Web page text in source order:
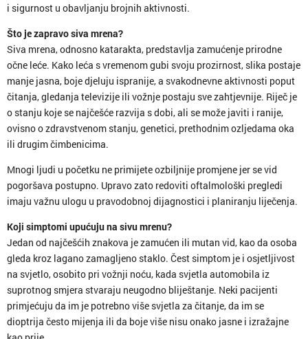
i sigurnost u obavljanju brojnih aktivnosti.
Što je zapravo siva mrena?
Siva mrena, odnosno katarakta, predstavlja zamućenje prirodne
očne leće. Kako leća s vremenom gubi svoju prozirnost, slika postaje
manje jasna, boje djeluju ispranije, a svakodnevne aktivnosti poput
čitanja, gledanja televizije ili vožnje postaju sve zahtjevnije. Riječ je
o stanju koje se najčešće razvija s dobi, ali se može javiti i ranije,
ovisno o zdravstvenom stanju, genetici, prethodnim ozljedama oka
ili drugim čimbenicima.
Mnogi ljudi u početku ne primijete ozbiljnije promjene jer se vid
pogoršava postupno. Upravo zato redoviti oftalmološki pregledi
imaju važnu ulogu u pravodobnoj dijagnostici i planiranju liječenja.
Koji simptomi upućuju na sivu mrenu?
Jedan od najčešćih znakova je zamućen ili mutan vid, kao da osoba
gleda kroz lagano zamagljeno staklo. Čest simptom je i osjetljivost
na svjetlo, osobito pri vožnji noću, kada svjetla automobila iz
suprotnog smjera stvaraju neugodno bliještanje. Neki pacijenti
primjećuju da im je potrebno više svjetla za čitanje, da im se
dioptrija često mijenja ili da boje više nisu onako jasne i izražajne